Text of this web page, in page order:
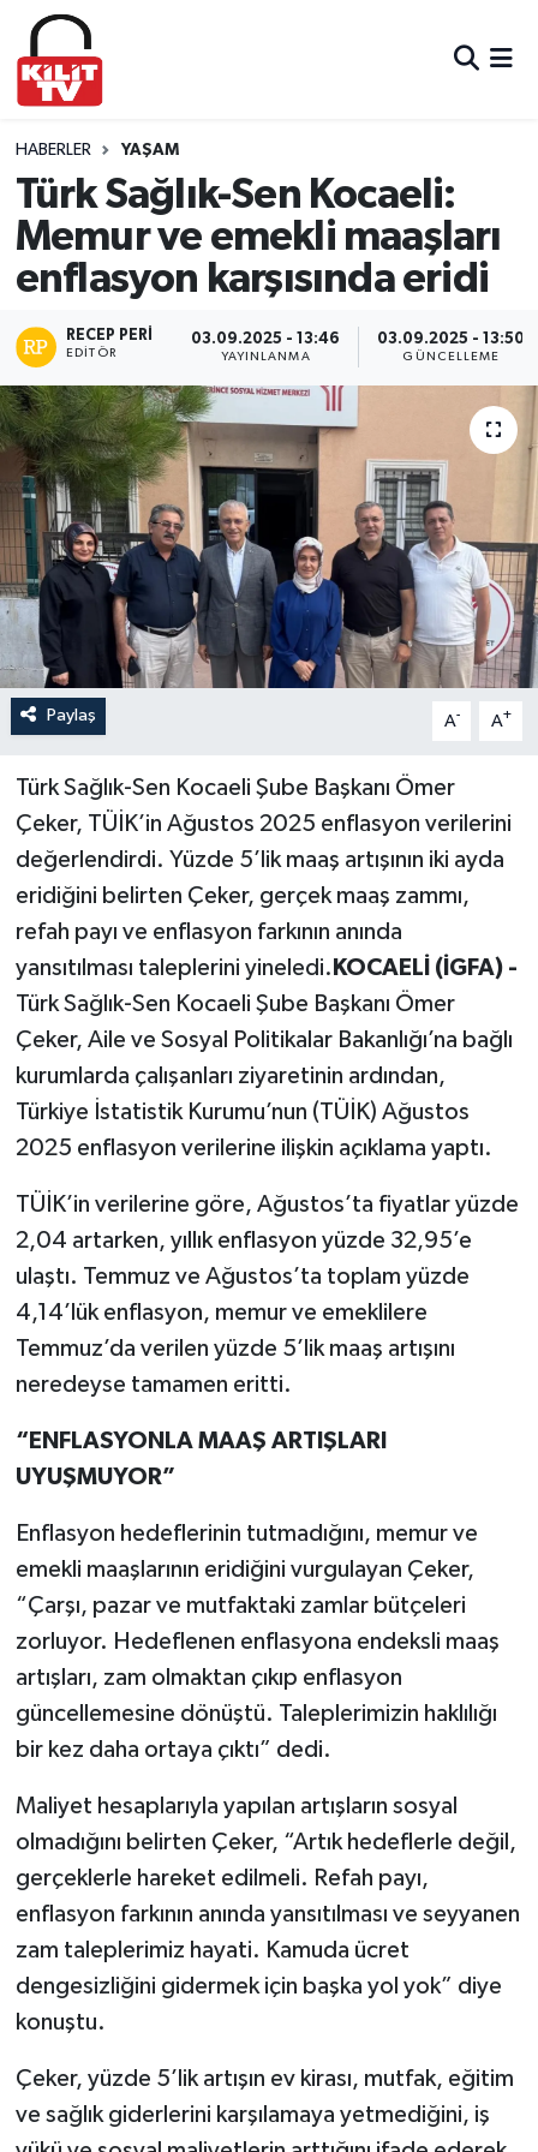
HABERLER YAŞAM
Türk Sağlık-Sen Kocaeli:
Memur ve emekli maaşları
enflasyon karşısında eridi
RECEP PERI
EDITÖR
03.09.2025 - 13:46
YAYINLANMA
03.09.2025 - 13:50
GÜNCELLEME
Paylaş A- A+
Türk Sağlık-Sen Kocaeli Şube Başkanı Ömer
Çeker, TÜİK’in Ağustos 2025 enflasyon verilerini
değerlendirdi. Yüzde 5’lik maaş artışının iki ayda
eridiğini belirten Çeker, gerçek maaş zammı,
refah payı ve enflasyon farkının anında
yansıtılması taleplerini yineledi. KOCAELİ (İGFA) -
Türk Sağlık-Sen Kocaeli Şube Başkanı Ömer
Çeker, Aile ve Sosyal Politikalar Bakanlığı’na bağlı
kurumlarda çalışanları ziyaretinin ardından,
Türkiye İstatistik Kurumu’nun (TÜİK) Ağustos
2025 enflasyon verilerine ilişkin açıklama yaptı.
TÜİK’in verilerine göre, Ağustos’ta fiyatlar yüzde
2,04 artarken, yıllık enflasyon yüzde 32,95’e
ulaştı. Temmuz ve Ağustos’ta toplam yüzde
4,14’lük enflasyon, memur ve emeklilere
Temmuz’da verilen yüzde 5’lik maaş artışını
neredeyse tamamen eritti.
“ENFLASYONLA MAAŞ ARTIŞLARI
UYUŞMUYOR”
Enflasyon hedeflerinin tutmadığını, memur ve
emekli maaşlarının eridiğini vurgulayan Çeker,
“Çarşı, pazar ve mutfaktaki zamlar bütçeleri
zorluyor. Hedeflenen enflasyona endeksli maaş
artışları, zam olmaktan çıkıp enflasyon
güncellemesine dönüştü. Taleplerimizin haklılığı
bir kez daha ortaya çıktı” dedi.
Maliyet hesaplarıyla yapılan artışların sosyal
olmadığını belirten Çeker, “Artık hedeflerle değil,
gerçeklerle hareket edilmeli. Refah payı,
enflasyon farkının anında yansıtılması ve seyyanen
zam taleplerimiz hayati. Kamuda ücret
dengesizliğini gidermek için başka yol yok” diye
konuştu.
Çeker, yüzde 5’lik artışın ev kirası, mutfak, eğitim
ve sağlık giderlerini karşılamaya yetmediğini, iş
Hava Durumu
Trafik Durumu
Süper Lig Puan Durumu ve Fikstür
Tüm Manşetler
Son Dakika Haberleri
Haber Arşivi